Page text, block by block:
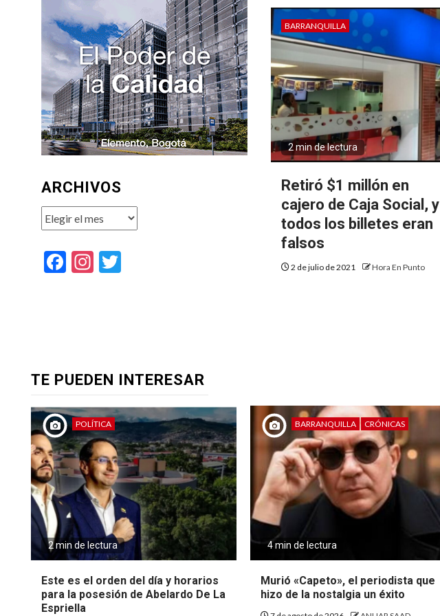
BARRANQUILLA
2 min de lectura
Retiró $1 millón en
cajero de Caja Social, y
todos los billetes eran
falsos
2 de julio de 2021 Hora En Punto
ARCHIVOS
Archivos
Facebook
Instagram
TE PUEDEN INTERESAR
POLÍTICA
2 min de lectura
Este es el orden del día y horarios
para la posesión de Abelardo De La
Espriella
BARRANQUILLA CRÓNICAS
4 min de lectura
Murió «Capeto», el periodista que
hizo de la nostalgia un éxito